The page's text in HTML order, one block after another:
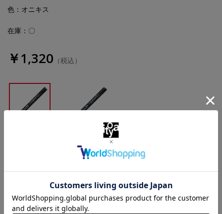
色 ：オニキス
在庫：〇
￥1,320 （税込）
タンザナイト